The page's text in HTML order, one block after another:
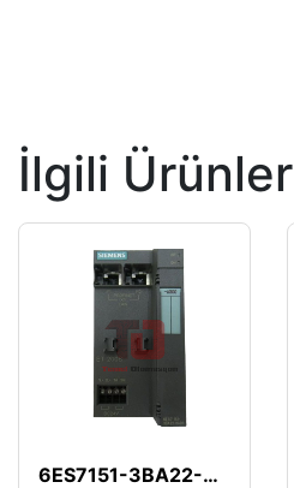
İlgili Ürünler
6ES7151-3BA22-0AB0